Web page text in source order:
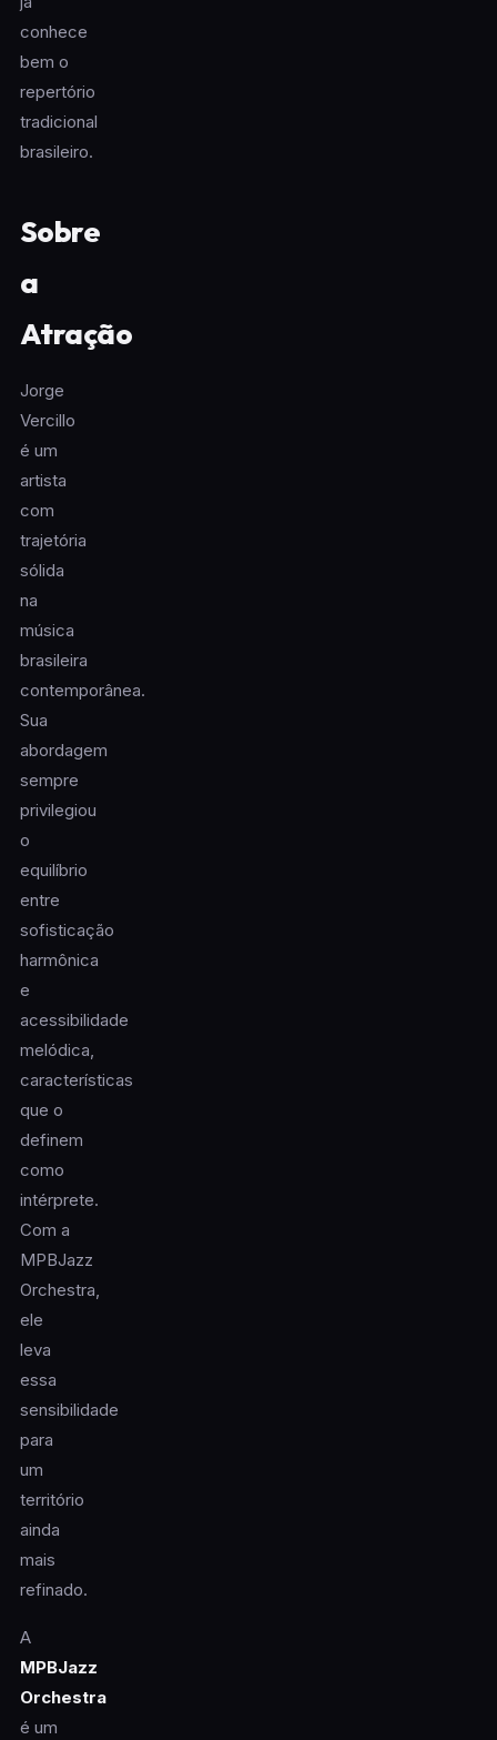
conhece
bem o
repertório
tradicional
brasileiro.
Sobre
a
Atração
Jorge
Vercillo
é um
artista
com
trajetória
sólida
na
música
brasileira
contemporânea.
Sua
abordagem
sempre
privilegiou
o
equilíbrio
entre
sofisticação
harmônica
e
acessibilidade
melódica,
características
que o
definem
como
intérprete.
Com a
MPBJazz
Orchestra,
ele
leva
essa
sensibilidade
para
um
território
ainda
mais
refinado.
A
MPBJazz
Orchestra
é um